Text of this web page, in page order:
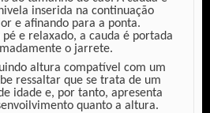
inserida na continuação
e afinando para a ponta.
e relaxado, a cauda é portada
o jarrete.
altura compatível com um
ressaltar que se trata de um
idade e, por tanto, apresenta
quanto a altura.